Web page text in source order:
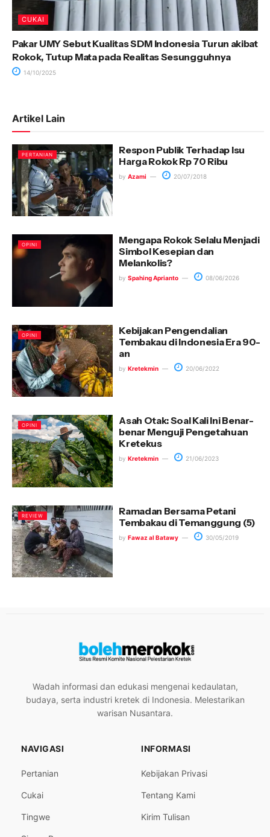
CUKAI
Pakar UMY Sebut Kualitas SDM Indonesia Turun akibat
Rokok, Tutup Mata pada Realitas Sesungguhnya
14/10/2025
Artikel Lain
PERTANIAN
Respon Publik Terhadap Isu
Harga Rokok Rp 70 Ribu
by Azami 20/07/2018
OPINI
Mengapa Rokok Selalu Menjadi
Simbol Kesepian dan
Melankolis?
by Spahing Aprianto 08/06/2026
OPINI
Kebijakan Pengendalian
Tembakau di Indonesia Era 90-
an
by Kretekmin 20/06/2022
OPINI
Asah Otak: Soal Kali Ini Benar-
benar Menguji Pengetahuan
Kretekus
by Kretekmin 21/06/2023
REVIEW
Ramadan Bersama Petani
Tembakau di Temanggung (5)
by Fawaz al Batawy 30/05/2019
Wadah informasi dan edukasi mengenai kedaulatan,
budaya, serta industri kretek di Indonesia. Melestarikan
warisan Nusantara.
NAVIGASI
Pertanian
Cukai
Tingwe
INFORMASI
Kebijakan Privasi
Tentang Kami
Kirim Tulisan